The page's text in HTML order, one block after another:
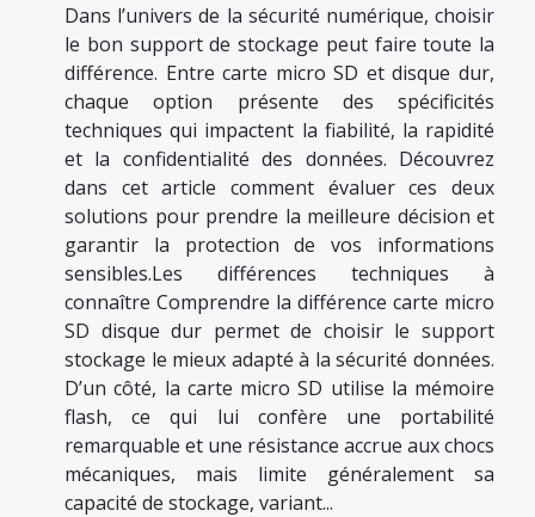
Dans l’univers de la sécurité numérique, choisir
le bon support de stockage peut faire toute la
différence. Entre carte micro SD et disque dur,
chaque option présente des spécificités
techniques qui impactent la fiabilité, la rapidité
et la confidentialité des données. Découvrez
dans cet article comment évaluer ces deux
solutions pour prendre la meilleure décision et
garantir la protection de vos informations
sensibles.Les différences techniques à
connaître Comprendre la différence carte micro
SD disque dur permet de choisir le support
stockage le mieux adapté à la sécurité données.
D’un côté, la carte micro SD utilise la mémoire
flash, ce qui lui confère une portabilité
remarquable et une résistance accrue aux chocs
mécaniques, mais limite généralement sa
capacité de stockage, variant...